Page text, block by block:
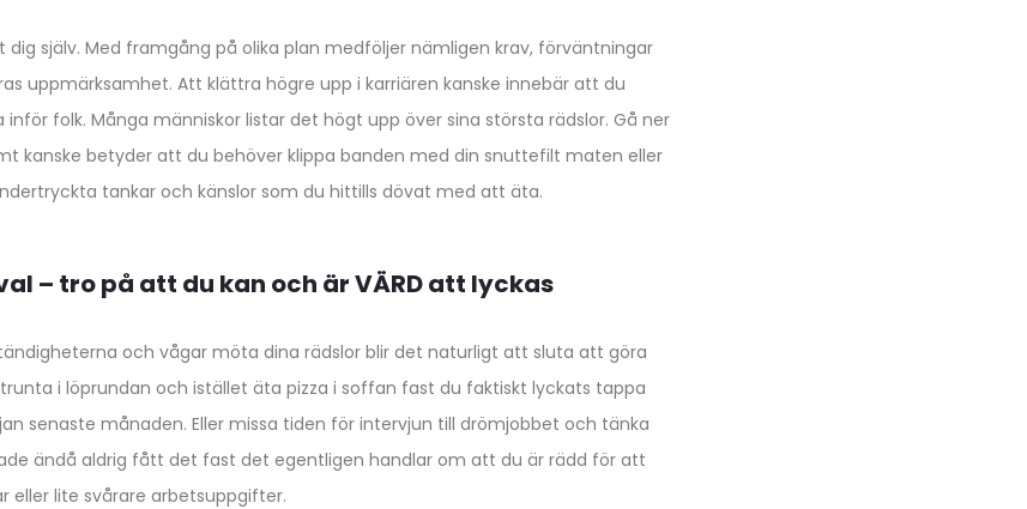
dig själv. Med framgång på olika plan medföljer nämligen krav, förväntningar
uppmärksamhet. Att klättra högre upp i karriären kanske innebär att du
folk. Många människor listar det högt upp över sina största rädslor. Gå ner
kanske betyder att du behöver klippa banden med din snuttefilt maten eller
tankar och känslor som du hittills dövat med att äta.
– tro på att du kan och är VÄRD att lyckas
och vågar möta dina rädslor blir det naturligt att sluta att göra
i löprundan och istället äta pizza i soffan fast du faktiskt lyckats tappa
senaste månaden. Eller missa tiden för intervjun till drömjobbet och tänka
ändå aldrig fått det fast det egentligen handlar om att du är rädd för att
eller lite svårare arbetsuppgifter.